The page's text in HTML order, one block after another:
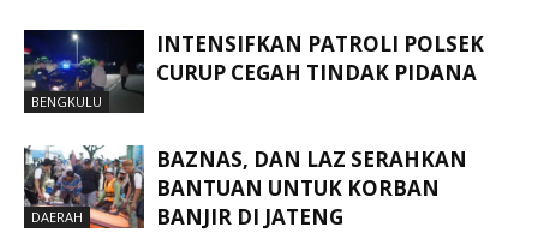
BENGKULU
INTENSIFKAN PATROLI POLSEK
CURUP CEGAH TINDAK PIDANA
DAERAH
BAZNAS, DAN LAZ SERAHKAN
BANTUAN UNTUK KORBAN
BANJIR DI JATENG